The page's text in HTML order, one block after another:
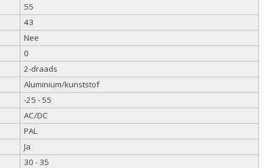
55
43
Nee
0
2-draads
Aluminium/kunststof
-25 - 55
AC/DC
PAL
Ja
30 - 35